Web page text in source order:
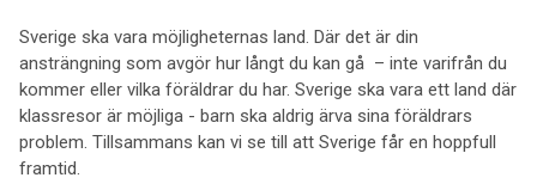
Sverige ska vara möjligheternas land. Där det är din
ansträngning som avgör hur långt du kan gå – inte varifrån du
kommer eller vilka föräldrar du har. Sverige ska vara ett land där
klassresor är möjliga - barn ska aldrig ärva sina föräldrars
problem. Tillsammans kan vi se till att Sverige får en hoppfull
framtid.